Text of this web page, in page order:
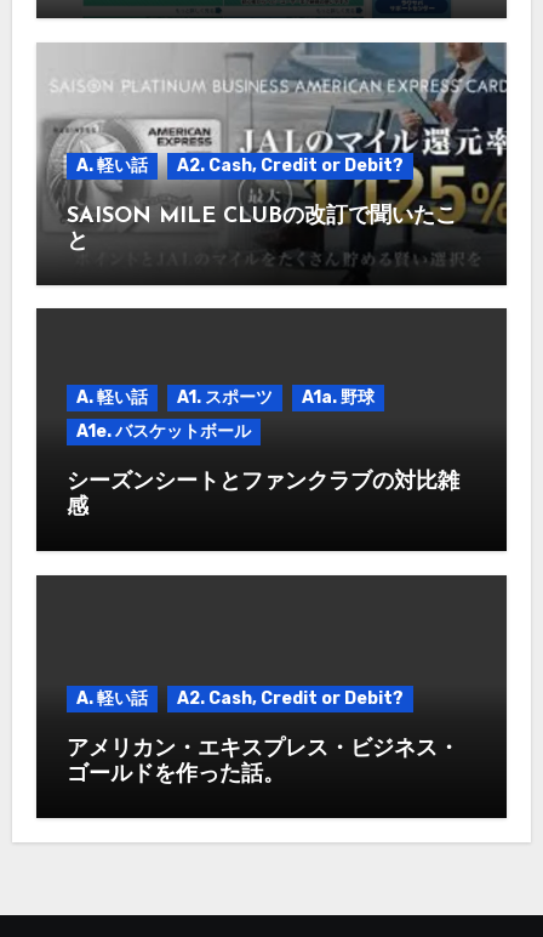
A. 軽い話 A2. Cash, Credit or Debit?
SAISON MILE CLUBの改訂で聞いたこ
と
A. 軽い話 A1. スポーツ
A1a. 野球
A1e. バスケットボール
シーズンシートとファンクラブの対比雑
感
A. 軽い話 A2. Cash, Credit or Debit?
アメリカン・エキスプレス・ビジネス・
ゴールドを作った話。